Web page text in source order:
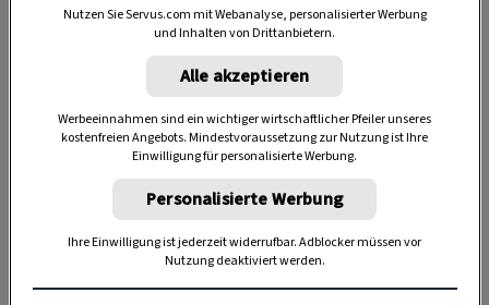
Nutzen Sie Servus.com mit Webanalyse, personalisierter Werbung
und Inhalten von Drittanbietern.
Alle akzeptieren
Werbeeinnahmen sind ein wichtiger wirtschaftlicher Pfeiler unseres
kostenfreien Angebots. Mindestvoraussetzung zur Nutzung ist Ihre
Einwilligung für personalisierte Werbung.
Personalisierte Werbung
Ihre Einwilligung ist jederzeit widerrufbar. Adblocker müssen vor
Nutzung deaktiviert werden.